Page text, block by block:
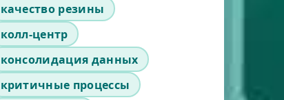
качество резины
колл-центр
консолидация данных
критичные процессы